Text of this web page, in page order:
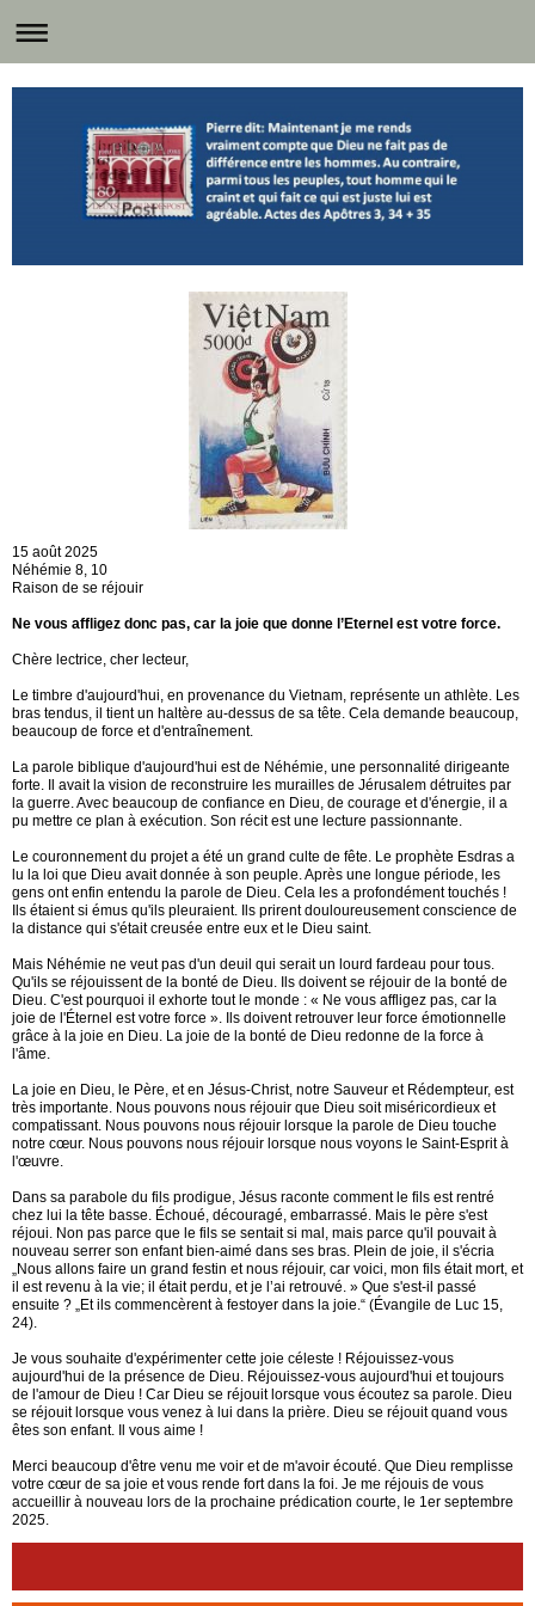
15 août 2025
Néhémie 8, 10
Raison de se réjouir
Ne vous affligez donc pas, car la joie que donne l’Eternel est votre force.
Chère lectrice, cher lecteur,
Le timbre d'aujourd'hui, en provenance du Vietnam, représente un athlète. Les
bras tendus, il tient un haltère au-dessus de sa tête. Cela demande beaucoup,
beaucoup de force et d'entraînement.
La parole biblique d'aujourd'hui est de Néhémie, une personnalité dirigeante
forte. Il avait la vision de reconstruire les murailles de Jérusalem détruites par
la guerre. Avec beaucoup de confiance en Dieu, de courage et d'énergie, il a
pu mettre ce plan à exécution. Son récit est une lecture passionnante.
Le couronnement du projet a été un grand culte de fête. Le prophète Esdras a
lu la loi que Dieu avait donnée à son peuple. Après une longue période, les
gens ont enfin entendu la parole de Dieu. Cela les a profondément touchés !
Ils étaient si émus qu'ils pleuraient. Ils prirent douloureusement conscience de
la distance qui s'était creusée entre eux et le Dieu saint.
Mais Néhémie ne veut pas d'un deuil qui serait un lourd fardeau pour tous.
Qu'ils se réjouissent de la bonté de Dieu. Ils doivent se réjouir de la bonté de
Dieu. C'est pourquoi il exhorte tout le monde : « Ne vous affligez pas, car la
joie de l'Éternel est votre force ». Ils doivent retrouver leur force émotionnelle
grâce à la joie en Dieu. La joie de la bonté de Dieu redonne de la force à
l'âme.
La joie en Dieu, le Père, et en Jésus-Christ, notre Sauveur et Rédempteur, est
très importante. Nous pouvons nous réjouir que Dieu soit miséricordieux et
compatissant. Nous pouvons nous réjouir lorsque la parole de Dieu touche
notre cœur. Nous pouvons nous réjouir lorsque nous voyons le Saint-Esprit à
l'œuvre.
Dans sa parabole du fils prodigue, Jésus raconte comment le fils est rentré
chez lui la tête basse. Échoué, découragé, embarrassé. Mais le père s'est
réjoui. Non pas parce que le fils se sentait si mal, mais parce qu'il pouvait à
nouveau serrer son enfant bien-aimé dans ses bras. Plein de joie, il s'écria
„Nous allons faire un grand festin et nous réjouir, car voici, mon fils était mort, et
il est revenu à la vie; il était perdu, et je l’ai retrouvé. » Que s'est-il passé
ensuite ? „Et ils commencèrent à festoyer dans la joie.“ (Évangile de Luc 15,
24).
Je vous souhaite d'expérimenter cette joie céleste ! Réjouissez-vous
aujourd'hui de la présence de Dieu. Réjouissez-vous aujourd'hui et toujours
de l'amour de Dieu ! Car Dieu se réjouit lorsque vous écoutez sa parole. Dieu
se réjouit lorsque vous venez à lui dans la prière. Dieu se réjouit quand vous
êtes son enfant. Il vous aime !
Merci beaucoup d'être venu me voir et de m'avoir écouté. Que Dieu remplisse
votre cœur de sa joie et vous rende fort dans la foi. Je me réjouis de vous
accueillir à nouveau lors de la prochaine prédication courte, le 1er septembre
2025.